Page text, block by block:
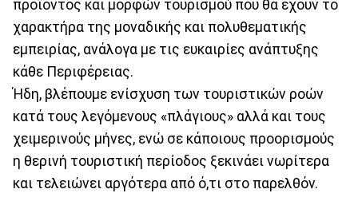
προϊόντος και μορφών τουρισμού που θα έχουν το
χαρακτήρα της μοναδικής και πολυθεματικής
εμπειρίας, ανάλογα με τις ευκαιρίες ανάπτυξης
κάθε Περιφέρειας.
Ήδη, βλέπουμε ενίσχυση των τουριστικών ροών
κατά τους λεγόμενους «πλάγιους» αλλά και τους
χειμερινούς μήνες, ενώ σε κάποιους προορισμούς
η θερινή τουριστική περίοδος ξεκινάει νωρίτερα
και τελειώνει αργότερα από ό,τι στο παρελθόν.